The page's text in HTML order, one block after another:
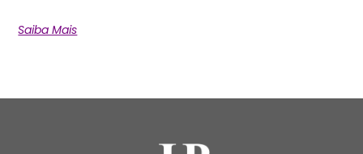
Saiba Mais